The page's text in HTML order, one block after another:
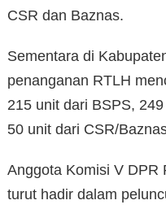
CSR dan Baznas.
Sementara di
penanganan RTLH
215 unit dari BSPS,
50 unit dari CSR/
Anggota Komisi V DPR
turut hadir dalam